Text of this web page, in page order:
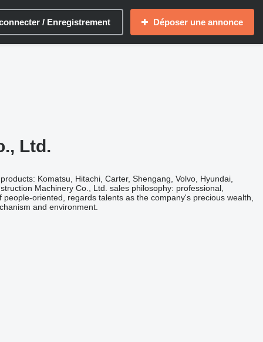
/ Enregistrement Déposer une annonce
Ltd.
Komatsu, Hitachi, Carter, Shengang, Volvo, Hyundai,
Machinery Co., Ltd. sales philosophy: professional,
oriented, regards talents as the company's precious wealth,
and environment.